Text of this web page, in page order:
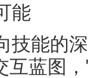
能
技能的
互蓝图